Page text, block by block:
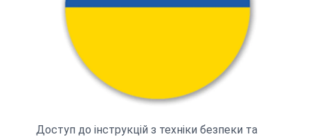
Доступ до інструкцій з техніки безпеки та